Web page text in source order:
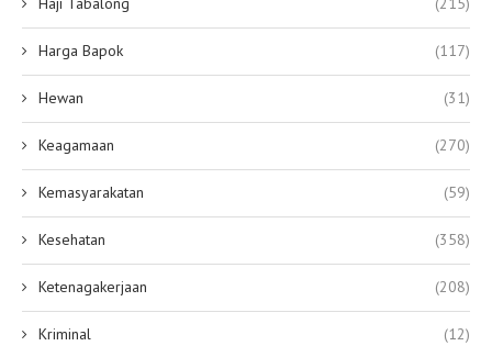
Harga Bapok (117)
Hewan (31)
Keagamaan (270)
Kemasyarakatan (59)
Kesehatan (358)
Ketenagakerjaan (208)
Kriminal (12)